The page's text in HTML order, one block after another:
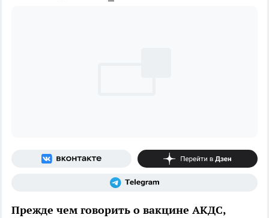
Прежде чем говорить о вакцине АКДС,